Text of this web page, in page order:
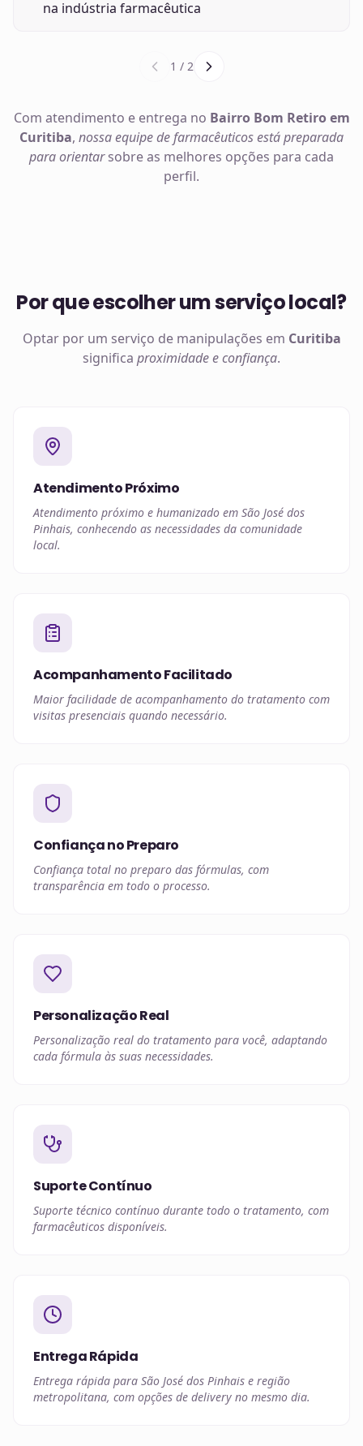
na indústria farmacêutica
1 / 2
Com atendimento e entrega no Bairro Bom Retiro em
Curitiba, nossa equipe de farmacêuticos está preparada
para orientarsobre as melhores opções para cada
perfil.
Por que escolher um serviço local?
Optar por um serviço de manipulações em Curitiba
significa proximidade e confiança.
Atendimento Próximo
Atendimento próximo e humanizado em São José dos
Pinhais, conhecendo as necessidades da comunidade
local.
Acompanhamento Facilitado
Maior facilidade de acompanhamento do tratamento com
visitas presenciais quando necessário.
Confiança no Preparo
Confiança total no preparo das fórmulas, com
transparência em todo o processo.
Personalização Real
Personalização real do tratamento para você, adaptando
cada fórmula às suas necessidades.
Suporte Contínuo
Suporte técnico contínuo durante todo o tratamento, com
farmacêuticos disponíveis.
Entrega Rápida
Entrega rápida para São José dos Pinhais e região
metropolitana, com opções de delivery no mesmo dia.